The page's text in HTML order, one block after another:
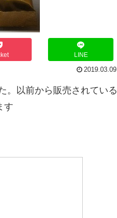
LINE
2019.03.09
。以前から販売されている
す